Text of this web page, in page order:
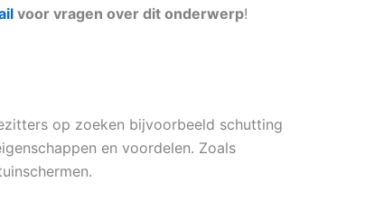
voor vragen over dit onderwerp!
op zoeken bijvoorbeeld schutting
en voordelen. Zoals